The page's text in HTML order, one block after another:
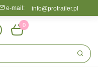
e-mail: info@protrailer.pl
0